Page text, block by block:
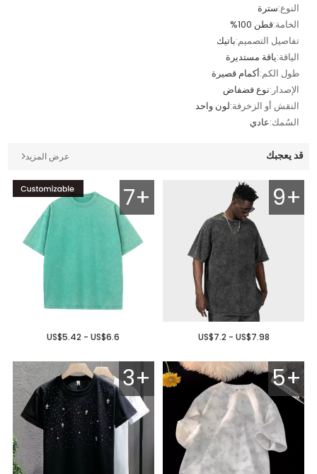
النوع:سترة
الخامة:قطن 100%
تفاصيل التصميم:باتيك
الياقة:ياقة مستديرة
طول الكم:أكمام قصيرة
الإصدار:نوع فضفاض
النقش أو الزخرفة:لون واحد
السُمك:عادي
قد يعجبك عرض المزيد
9+
US$7.2 - US$7.98
7+
US$5.42 - US$6.6
5+
3+